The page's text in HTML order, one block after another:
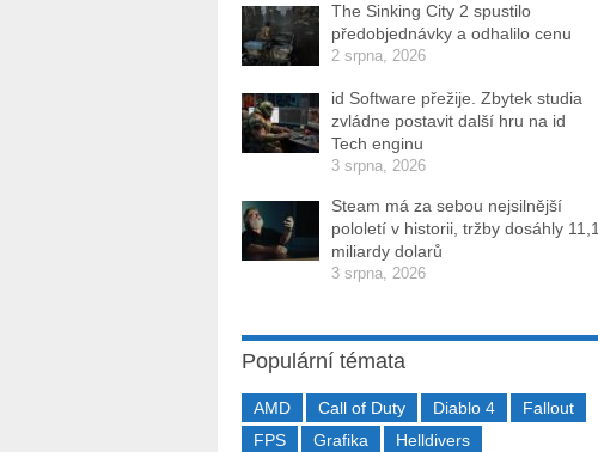
The Sinking City 2 spustilo
předobjednávky a odhalilo cenu
2 srpna, 2026
id Software přežije. Zbytek studia
zvládne postavit další hru na id
Tech enginu
3 srpna, 2026
Steam má za sebou nejsilnější
pololetí v historii, tržby dosáhly 11,1
miliardy dolarů
3 srpna, 2026
Populární témata
AMD Call of Duty Diablo 4
Fallout
FPS
Grafika
Helldivers